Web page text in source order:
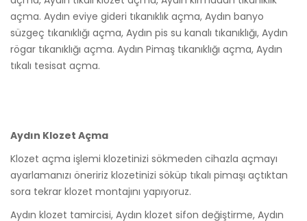
açma. Aydın eviye gideri tıkanıklık açma, Aydın banyo
süzgeç tıkanıklığı açma, Aydın pis su kanalı tıkanıklığı, Aydın
rögar tıkanıklığı açma. Aydın Pimaş tıkanıklığı açma, Aydın
tıkalı tesisat açma.
Aydın Klozet Açma
Klozet açma işlemi klozetinizi sökmeden cihazla açmayı
ayarlamanızı öneririz klozetinizi söküp tıkalı pimaşı açtıktan
sora tekrar klozet montajını yapıyoruz.
Aydın klozet tamircisi, Aydın klozet sifon değiştirme, Aydın